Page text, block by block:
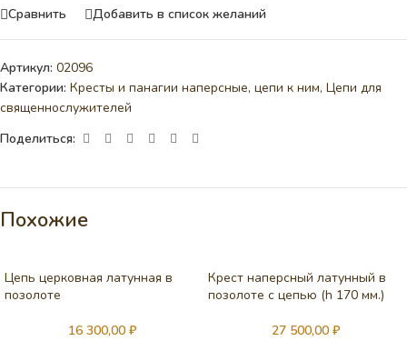
Сравнить Добавить в список желаний
Артикул: 02096
Категории: Кресты и панагии наперсные, цепи к ним, Цепи для
священнослужителей
Поделиться:
Похожие
Цепь церковная латунная в
позолоте
16 300,00 ₽
Крест наперсный латунный в
позолоте с цепью (h 170 мм.)
27 500,00 ₽